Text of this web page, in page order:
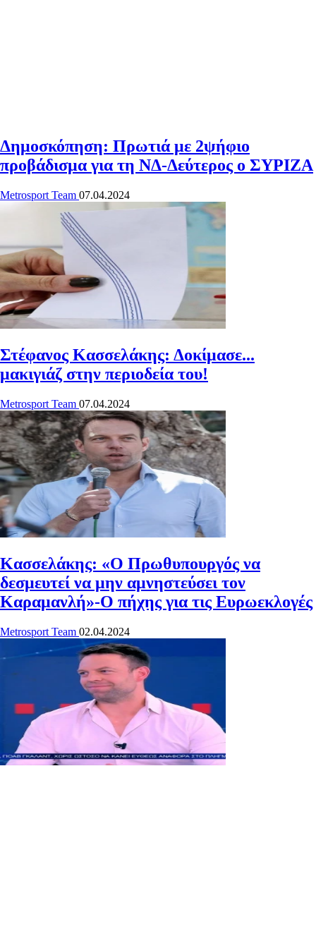
Δημοσκόπηση: Πρωτιά με 2ψήφιο
προβάδισμα για τη ΝΔ-Δεύτερος ο ΣΥΡΙΖΑ
Metrosport Team 07.04.2024
Στέφανος Κασσελάκης: Δοκίμασε...
μακιγιάζ στην περιοδεία του!
Metrosport Team 07.04.2024
Κασσελάκης: «Ο Πρωθυπουργός να
δεσμευτεί να μην αμνηστεύσει τον
Καραμανλή»-Ο πήχης για τις Ευρωεκλογές
Metrosport Team 02.04.2024